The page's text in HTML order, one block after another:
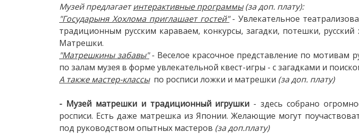
Музей предлагаетинтерактивные программы(за доп. плату):
"Государыня Хохлома приглашает гостей"- Увлекательное
традиционным русским караваем, конкурсы, загадки, потешки,
Матрешки.
"Матрешкины забавы"- Веселое красочное представление по мотивам
по залам музея в форме увлекательной квест-игры - с загадками и
А также мастер-классы по росписи ложки и матрешки (за доп. плату)
- Музей матрешки и традиционный игрушки - здесь собрано
росписи. Есть даже матрешка из Японии. Желающие могут
под руководством опытных мастеров (за доп.плату)